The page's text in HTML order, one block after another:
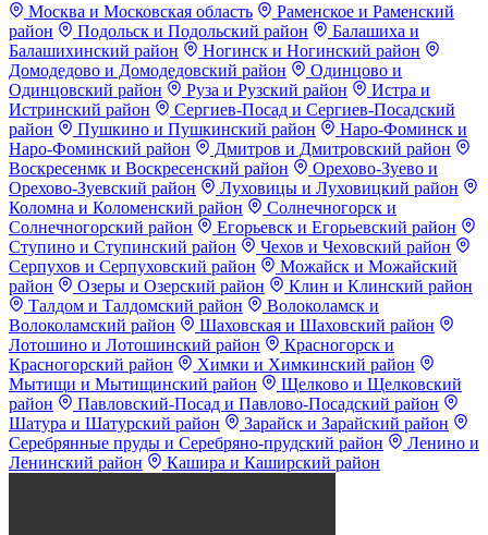
Москва и Московская область
Раменское и Раменский
район
Подольск и Подольский район
Балашиха и
Балашихинский район
Ногинск и Ногинский район
Домодедово и Домодедовский район
Одинцово и
Одинцовский район
Руза и Рузский район
Истра и
Истринский район
Сергиев-Посад и Сергиев-Посадский
район
Пушкино и Пушкинский район
Наро-Фоминск и
Наро-Фоминский район
Дмитров и Дмитровский район
Воскресенмк и Воскресенский район
Орехово-Зуево и
Орехово-Зуевский район
Луховицы и Луховицкий район
Коломна и Коломенский район
Солнечногорск и
Солнечногорский район
Егорьевск и Егорьевский район
Ступино и Ступинский район
Чехов и Чеховский район
Серпухов и Серпуховский район
Можайск и Можайский
район
Озеры и Озерский район
Клин и Клинский район
Талдом и Талдомский район
Волоколамск и
Волоколамский район
Шаховская и Шаховский район
Лотошино и Лотошинский район
Красногорск и
Красногорский район
Химки и Химкинский район
Мытищи и Мытищинский район
Щелково и Щелковский
район
Павловский-Посад и Павлово-Посадский район
Шатура и Шатурский район
Зарайск и Зарайский район
Серебрянные пруды и Серебряно-прудский район
Ленино и
Ленинский район
Кашира и Каширский район